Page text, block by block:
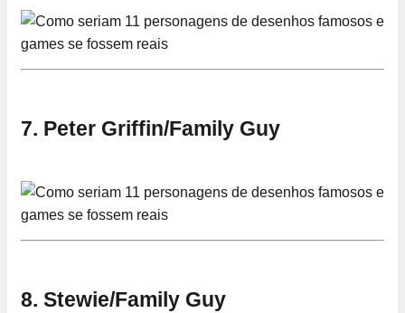
7. Peter Griffin/Family Guy
8. Stewie/Family Guy